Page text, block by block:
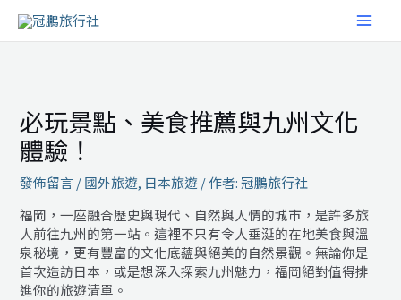
主
必玩景點、美食推薦與九州文化
體驗！
發佈留言 /國外旅遊, 日本旅遊 / 作者:冠鵬旅行社
福岡，一座融合歷史與現代、自然與人情的城市，是許多旅
人前往九州的第一站。這裡不只有令人垂涎的在地美食與溫
泉秘境，更有豐富的文化底蘊與絕美的自然景觀。無論你是
首次造訪日本，或是想深入探索九州魅力，福岡絕對值得排
進你的旅遊清單。